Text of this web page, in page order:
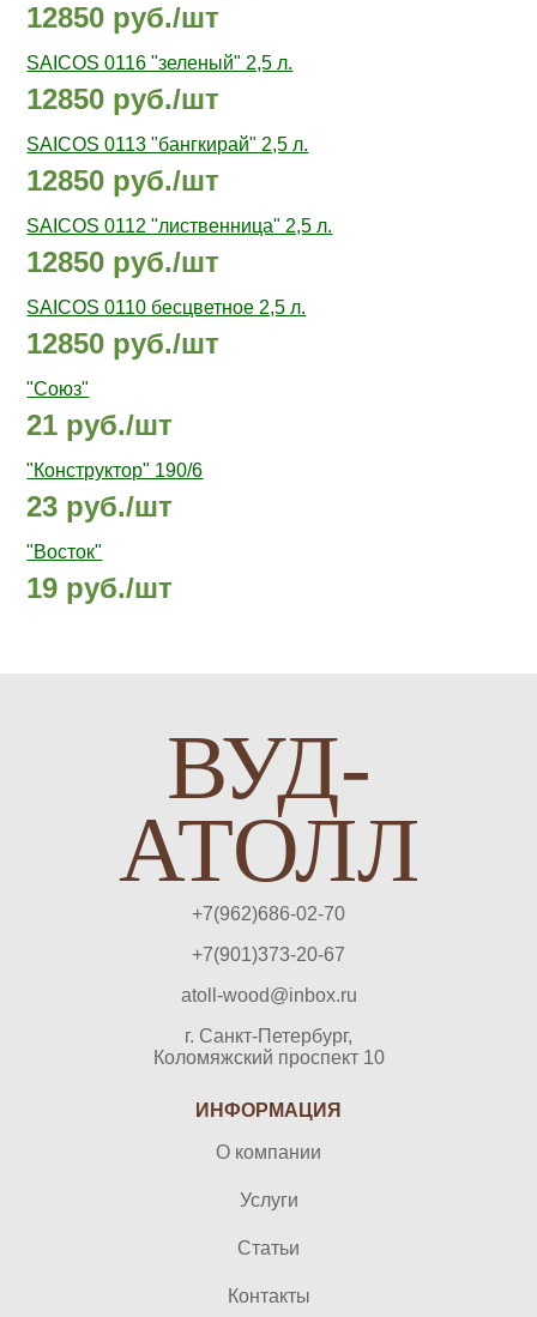
12850 руб./шт
SAICOS 0116 "зеленый" 2,5 л.
12850 руб./шт
SAICOS 0113 "бангкирай" 2,5 л.
12850 руб./шт
SAICOS 0112 "лиственница" 2,5 л.
12850 руб./шт
SAICOS 0110 бесцветное 2,5 л.
12850 руб./шт
"Союз"
21 руб./шт
"Конструктор" 190/6
23 руб./шт
"Восток"
19 руб./шт
ВУД-
АТОЛЛ
+7(962)686-02-70
+7(901)373-20-67
atoll-wood@inbox.ru
г. Санкт-Петербург,
Коломяжский проспект 10
ИНФОРМАЦИЯ
О компании
Услуги
Статьи
Контакты